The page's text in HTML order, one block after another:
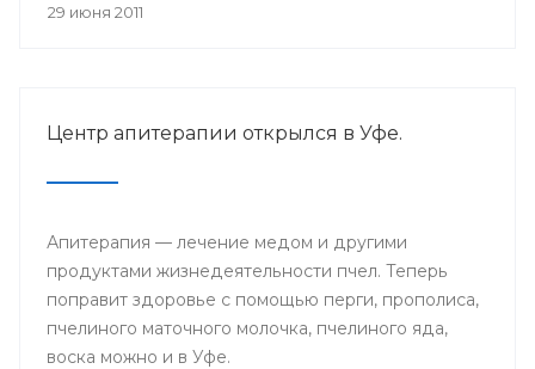
29 июня 2011
Центр апитерапии открылся в Уфе.
Апитерапия — лечение медом и другими
продуктами жизнедеятельности пчел. Теперь
поправит здоровье с помощью перги, прополиса,
пчелиного маточного молочка, пчелиного яда,
воска можно и в Уфе.